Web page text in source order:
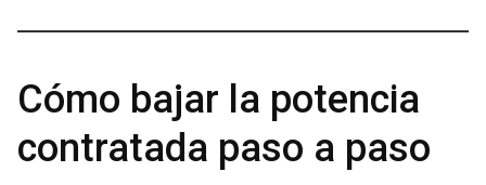
Cómo bajar la potencia
contratada paso a paso